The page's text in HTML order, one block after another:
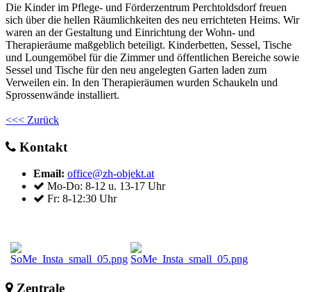
Die Kinder im Pflege- und Förderzentrum Perchtoldsdorf freuen
sich über die hellen Räumlichkeiten des neu errichteten Heims. Wir
waren an der Gestaltung und Einrichtung der Wohn- und
Therapieräume maßgeblich beteiligt. Kinderbetten, Sessel, Tische
und Loungemöbel für die Zimmer und öffentlichen Bereiche sowie
Sessel und Tische für den neu angelegten Garten laden zum
Verweilen ein. In den Therapieräumen wurden Schaukeln und
Sprossenwände installiert.
<<< Zurück
Kontakt
Email: office@zh-objekt.at
Mo-Do: 8-12 u. 13-17 Uhr
Fr: 8-12:30 Uhr
Zentrale